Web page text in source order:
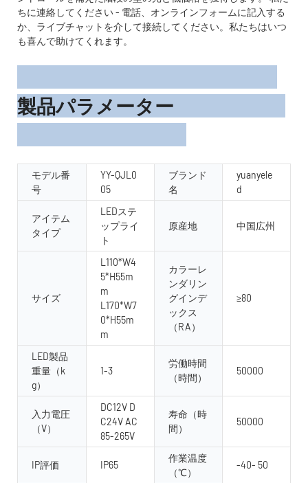
ちに連絡してください - 電話、オンラインフォームに記入する
か、ライブチャットを介して接続してください。私たちはいつ
も喜んで助けてくれます。
製品パラメーター
モデル番
号
YY-QJL0
05
ブランド
名
yuanyele
d
アイテム
タイプ
LEDステ
ップライ
ト
原産地 中国広州
サイズ
L110*W4
5*H55m
m
L170*W7
0*H55m
m
カラーレ
ンダリン
グインデ
ックス
（RA）
≥80
LED製品
重量（k
g）
1-3
労働時間
（時間）
50000
入力電圧
（V）
DC12V D
C24V AC
85-265V
寿命（時
間）
50000
IP評価 IP65
作業温度
（℃）
-40- 50